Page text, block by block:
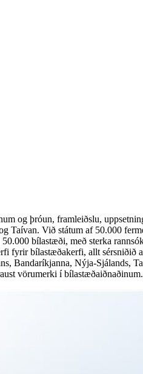
og þróun, framleiðslu,
Við státum af 50.000
bílastæði, með sterka
bílastæðakerfi, allt sérsniðið
Bandaríkjanna, Nýja-Sjálands,
vörumerki í bílastæðaiðnaðinum.